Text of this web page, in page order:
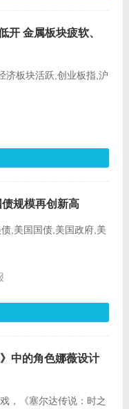
开 金属板块疲软、
济板块活跃,创业板指,沪
规模再创新高
,美国国债,美国政府,美
中的角色娜薇设计
，《塞尔达传说：时之